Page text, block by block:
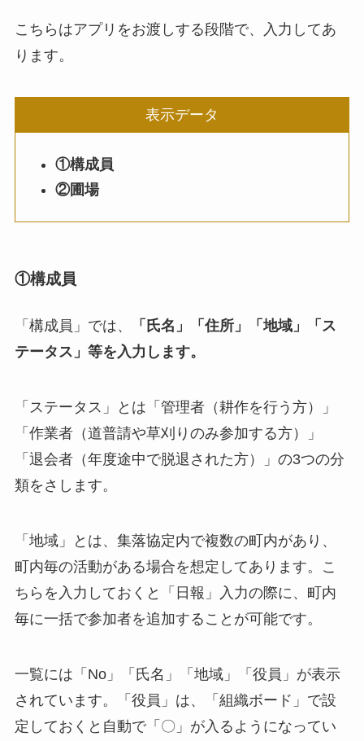
こちらはアプリをお渡しする段階で、入力してあ
ります。
表示データ
①構成員
②圃場
①構成員
「構成員」では、
「氏名」「住所」「地域」「ス
テータス」等を入力します。
「ステータス」とは「管理者（耕作を行う方）」
「作業者（道普請や草刈りのみ参加する方）」
「退会者（年度途中で脱退された方）」の3つの分
類をさします。
「地域」とは、集落協定内で複数の町内があり、
町内毎の活動がある場合を想定してあります。こ
ちらを入力しておくと「日報」入力の際に、町内
毎に一括で参加者を追加することが可能です。
一覧には「No」「氏名」「地域」「役員」が表示
されています。「役員」は、「組織ボード」で設
定しておくと自動で「〇」が入るようになってい